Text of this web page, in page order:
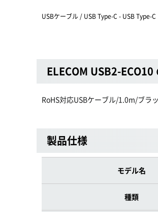
USBケーブル / USB Type-C - USB Type-C
ELECOM USB2-ECO10
RoHS対応USBケーブル/1.0m/ブラ
製品仕様
モデル名
種類